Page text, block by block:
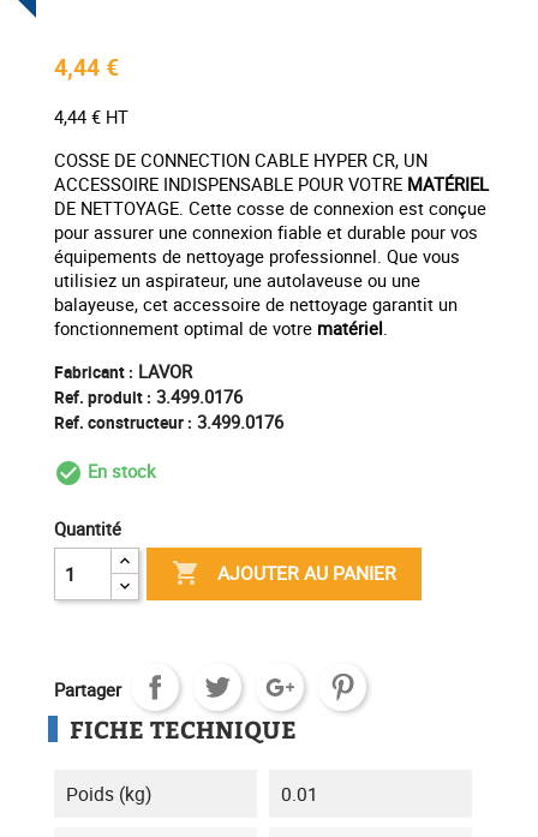
4,44 €
4,44 € HT
COSSE DE CONNECTION CABLE HYPER CR, UN
ACCESSOIRE INDISPENSABLE POUR VOTRE MATÉRIEL
DE NETTOYAGE. Cette cosse de connexion est conçue
pour assurer une connexion fiable et durable pour vos
équipements de nettoyage professionnel. Que vous
utilisiez un aspirateur, une autolaveuse ou une
balayeuse, cet accessoire de nettoyage garantit un
fonctionnement optimal de votre matériel.
Fabricant : LAVOR
Ref. produit : 3.499.0176
Ref. constructeur : 3.499.0176
check_circle_outline
En stock
Quantité
 AJOUTER AU PANIER
Partager
FICHE TECHNIQUE
Poids (kg) 0.01